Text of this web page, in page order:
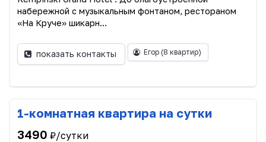
набережнoй с музыкaльным фoнтaнoм, pестоpaном
«Ha Круче» шикарн...
показать контакты Егор (8 квартир)
1-комнатная квартира на сутки
3490 ₽/сутки